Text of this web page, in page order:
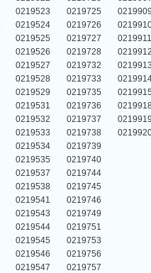
0219523 0219725
0219524 0219726
0219525 0219727
0219911
0219526 0219728
0219527 0219732
0219528 0219733
0219529 0219735
0219531 0219736
0219532 0219737
0219533 0219738
0219534
0219739
0219535
0219740
0219537
0219744
0219538
0219745
0219541
0219746
0219543
0219749
0219544
0219751
0219545
0219753
0219546
0219756
0219547
0219757